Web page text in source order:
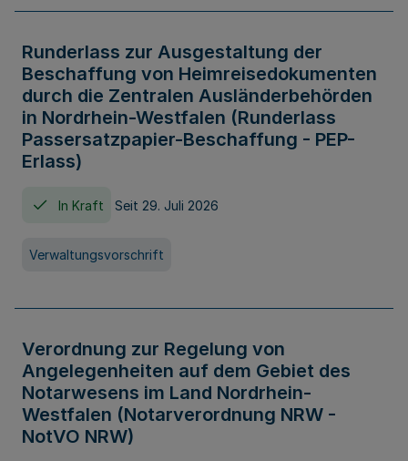
Runderlass zur Ausgestaltung der
Beschaffung von Heimreisedokumenten
durch die Zentralen Ausländerbehörden
in Nordrhein-Westfalen (Runderlass
Passersatzpapier-Beschaffung - PEP-
Erlass)
In Kraft Seit 29. Juli 2026
Verwaltungsvorschrift
Verordnung zur Regelung von
Angelegenheiten auf dem Gebiet des
Notarwesens im Land Nordrhein-
Westfalen (Notarverordnung NRW -
NotVO NRW)